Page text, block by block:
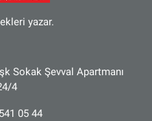
yazar.
Sokak Şevval Apartmanı
4
05 44